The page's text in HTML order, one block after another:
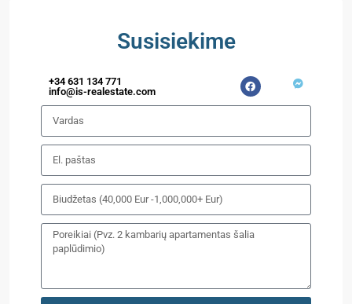
Susisiekime
+34 631 134 771
info@is-realestate.com